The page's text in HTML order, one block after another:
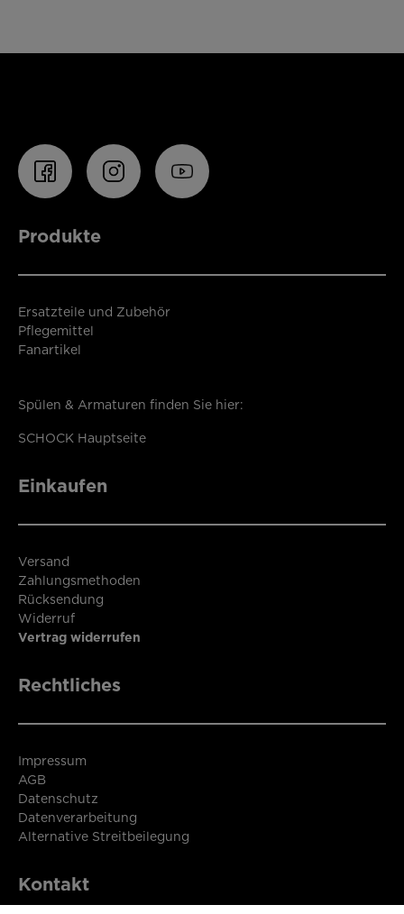
Produkte
Ersatzteile und Zubehör
Pflegemittel
Fanartikel
Spülen & Armaturen finden Sie hier:
SCHOCK Hauptseite
Einkaufen
Versand
Zahlungsmethoden
Rücksendung
Widerruf
Vertrag widerrufen
Rechtliches
Impressum
AGB
Datenschutz
Datenverarbeitung
Alternative Streitbeilegung
Kontakt